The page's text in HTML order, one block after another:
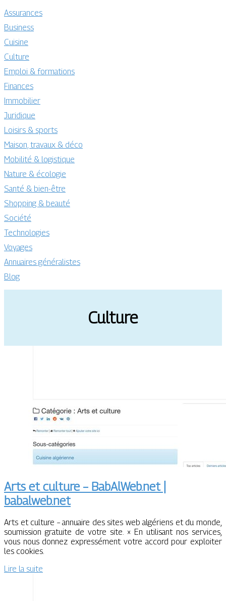
Assurances
Business
Cuisine
Culture
Emploi & formations
Finances
Immobilier
Juridique
Loisirs & sports
Maison, travaux & déco
Mobilité & logistique
Nature & écologie
Santé & bien-être
Shopping & beauté
Société
Technologies
Voyages
Annuaires généralistes
Blog
Culture
Arts et culture – BabAlWeb.net |
babalweb.net
Arts et culture – annuaire des sites web algériens et du monde,
soumission gratuite de votre site. × En utilisant nos services,
vous nous donnez expressément votre accord pour exploiter
les cookies.
Lire la suite